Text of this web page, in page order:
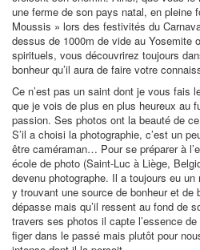
une ferme de son pays natal, en pleine
Moussis » lors des festivités du
dessus de 1000m de vide au Yosemite
spirituels, vous découvrirez toujours
bonheur qu’il aura de faire votre
Ce n’est pas un saint dont je vous fais
que je vois de plus en plus heureux au
passion. Ses photos ont la beauté de
S’il a choisi la photographie, c’est un
être caméraman… Pour se préparer à
école de photo (Saint-Luc à Liège,
devenu photographe. Il a toujours eu
y trouvant une source de bonheur et de
dépasse mais qu’il ressent au fond de
travers ses photos il capte l’essence
figer dans le passé mais plutôt pour